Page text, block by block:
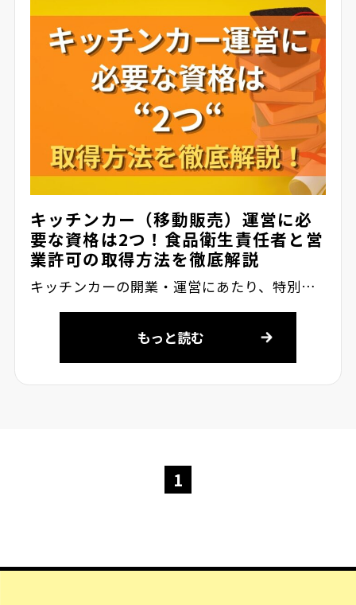
キッチンカー（移動販売）運営に必
要な資格は2つ！食品衛生責任者と営
業許可の取得方法を徹底解説
キッチンカーの開業・運営にあたり、特別…
もっと読む
1